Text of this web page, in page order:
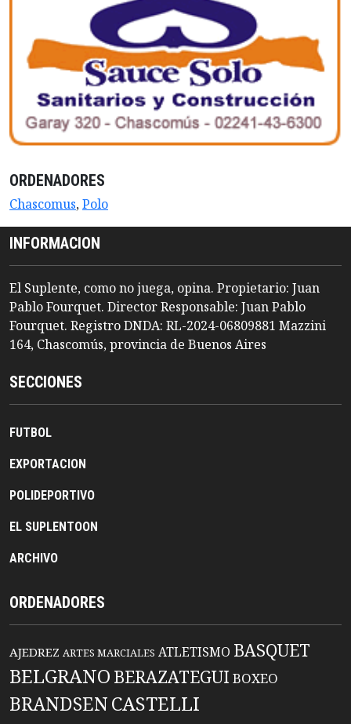
ORDENADORES
Chascomus,Polo
INFORMACION
El Suplente, como no juega, opina. Propietario: Juan
Pablo Fourquet. Director Responsable: Juan Pablo
Fourquet. Registro DNDA: RL-2024-06809881 Mazzini
164, Chascomús, provincia de Buenos Aires
SECCIONES
FUTBOL
EXPORTACION
POLIDEPORTIVO
EL SUPLENTOON
ARCHIVO
ORDENADORES
AJEDREZ ARTES MARCIALES ATLETISMO BASQUET
BELGRANO BERAZATEGUIBOXEO
BRANDSENCASTELLI